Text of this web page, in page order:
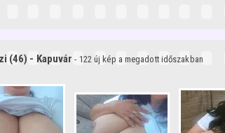
(46) - Kapuvár - 122 új kép a megadott időszakban